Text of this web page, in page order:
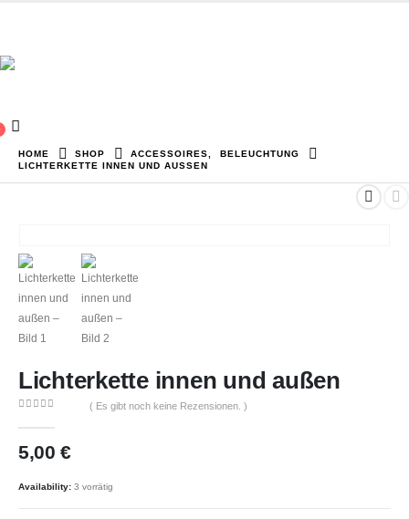
HOME SHOP ACCESSOIRES
BELEUCHTUNG
LICHTERKETTE INNEN UND AUSSEN
Lichterkette innen und außen
( Es gibt noch keine Rezensionen. )
5,00 €
Availability: 3 vorrätig